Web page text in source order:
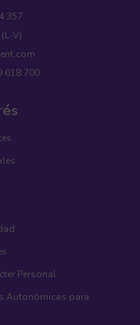
357
V)
618 700
Personal
Autonómicas para